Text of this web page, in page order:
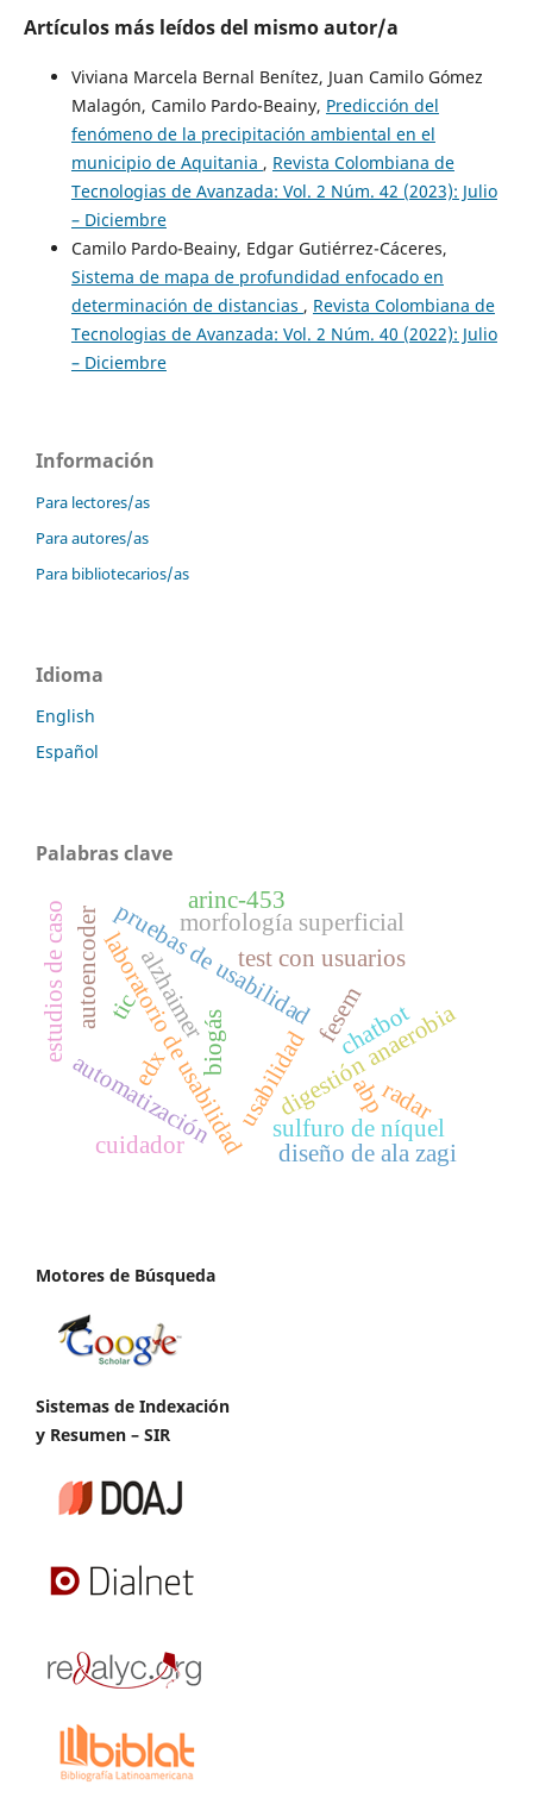
Artículos más leídos del mismo autor/a
Viviana Marcela Bernal Benítez, Juan Camilo Gómez
Malagón, Camilo Pardo-Beainy, Predicción del
fenómeno de la precipitación ambiental en el
municipio de Aquitania , Revista Colombiana de
Tecnologias de Avanzada: Vol. 2 Núm. 42 (2023): Julio
– Diciembre
Camilo Pardo-Beainy, Edgar Gutiérrez-Cáceres,
Sistema de mapa de profundidad enfocado en
determinación de distancias , Revista Colombiana de
Tecnologias de Avanzada: Vol. 2 Núm. 40 (2022): Julio
– Diciembre
Información
Para lectores/as
Para autores/as
Para bibliotecarios/as
Idioma
English
Español
Palabras clave
laboratorio de usabilidad
pruebas de usabilidadtest con usuarios
usabilidad
digestión anaerobia
automatización
biogás
autoencoder
abp
estudios de caso
sulfuro de níquel
fesem
edx
morfología superficial
chatbot
alzhaimer
cuidador
tic
radar
arinc-453
diseño de ala zagi
Motores de Búsqueda
Sistemas de Indexación
y Resumen – SIR